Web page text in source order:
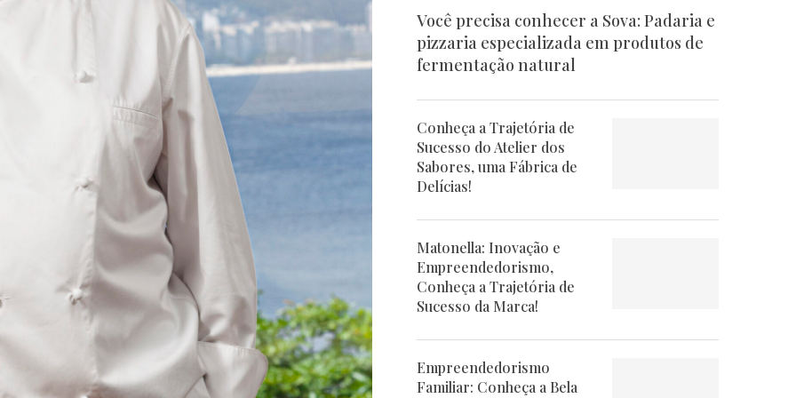
Você precisa conhecer a Sova: Padaria e
pizzaria especializada em produtos de
fermentação natural
Conheça a Trajetória de
Sucesso do Atelier dos
Sabores, uma Fábrica de
Delícias!
Matonella: Inovação e
Empreendedorismo,
Conheça a Trajetória de
Sucesso da Marca!
Empreendedorismo
Familiar: Conheça a Bela